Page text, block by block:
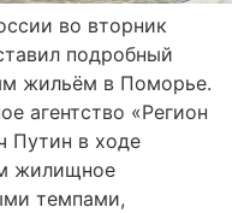
во вторник
подробный
жильём в Поморье.
агентство «Регион
Путин в ходе
жилищное
темпами,